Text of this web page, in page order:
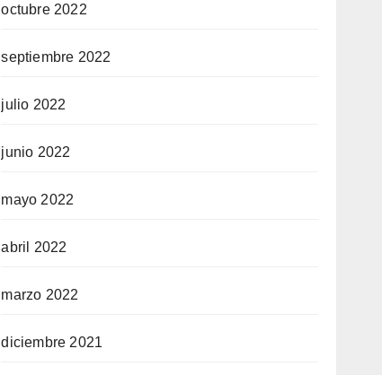
octubre 2022
septiembre 2022
julio 2022
junio 2022
mayo 2022
abril 2022
marzo 2022
diciembre 2021